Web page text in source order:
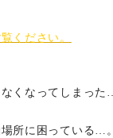
ください。
くなってしまっ
場所に困っている…